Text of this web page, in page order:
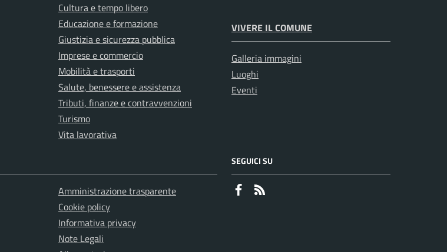
Cultura e tempo libero
Educazione e formazione
Giustizia e sicurezza pubblica
Imprese e commercio
Mobilità e trasporti
Salute, benessere e assistenza
Tributi, finanze e contravvenzioni
Turismo
Vita lavorativa
VIVERE IL COMUNE
Galleria immagini
Luoghi
Eventi
Amministrazione trasparente
Cookie policy
Informativa privacy
Note Legali
SEGUICI SU
Faceboook